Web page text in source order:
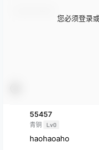
您必须登录
55457
青铜 Lv0
haohaoaho